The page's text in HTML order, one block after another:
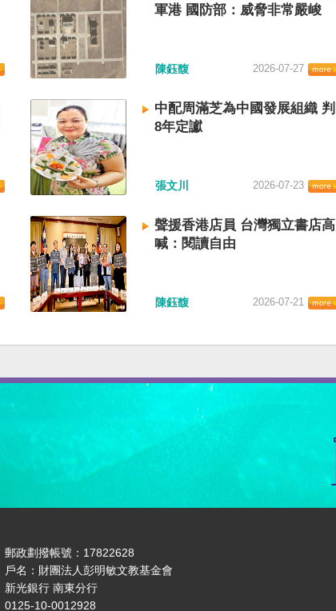
軍港 國防部：威脅非常嚴峻
陳鈺馥 2026-07-27
中配周滿芝為中國發展組織 判
8年定讞
張文川 2026-07-23
聲援香港店員 台灣獨立書店高
喊：閱讀自由
陳鈺馥 2026-07-21
郵政劃撥帳號：17822628
戶名：財團法人彭明敏文教基金會
新光銀行 南東分行
0125-10-0012928